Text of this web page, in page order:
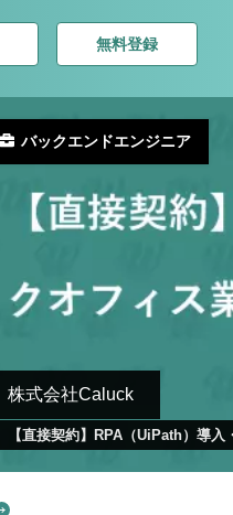
無料登録
株式会社Caluck
【直接契約】RPA（UiPath）導
バックエンドエンジニア